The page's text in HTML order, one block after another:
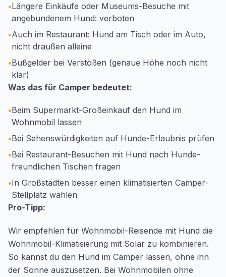
•Längere Einkäufe oder Museums-Besuche mit
angebundenem Hund: verboten
•Auch im Restaurant: Hund am Tisch oder im Auto,
nicht draußen alleine
•Bußgelder bei Verstößen (genaue Höhe noch nicht
klar)
Was das für Camper bedeutet:
•Beim Supermarkt-Großeinkauf den Hund im
Wohnmobil lassen
•Bei Sehenswürdigkeiten auf Hunde-Erlaubnis prüfen
•Bei Restaurant-Besuchen mit Hund nach Hunde-
freundlichen Tischen fragen
•In Großstädten besser einen klimatisierten Camper-
Stellplatz wählen
Pro-Tipp:
Wir empfehlen für Wohnmobil-Reisende mit Hund die
Wohnmobil-Klimatisierung mit Solar zu kombinieren.
So kannst du den Hund im Camper lassen, ohne ihn
der Sonne auszusetzen. Bei Wohnmobilen ohne